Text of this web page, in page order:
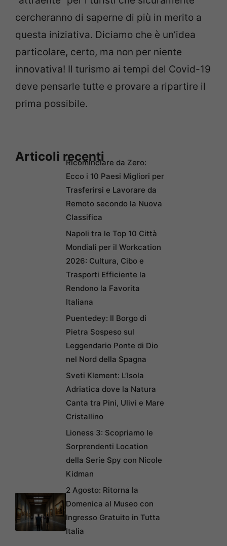
cercheranno di saperne di più in merito a
questa iniziativa. Diciamo che è un’idea
particolare, certo, ma non per niente
innovativa! Il turismo ai tempi del Covid-19
deve pensarle tutte e provare a ripartire il
prima possibile.
Articoli recentiRicominciare da Zero:
Ecco i 10 Paesi Migliori per
Trasferirsi e Lavorare da
Remoto secondo la Nuova
Classifica
Napoli tra le Top 10 Città
Mondiali per il Workcation
2026: Cultura, Cibo e
Trasporti Efficiente la
Rendono la Favorita
Italiana
Puentedey: Il Borgo di
Pietra Sospeso sul
Leggendario Ponte di Dio
nel Nord della Spagna
Sveti Klement: L’Isola
Adriatica dove la Natura
Canta tra Pini, Ulivi e Mare
Cristallino
Lioness 3: Scopriamo le
Sorprendenti Location
della Serie Spy con Nicole
Kidman
2 Agosto: Ritorna la
Domenica al Museo con
Ingresso Gratuito in Tutta
Italia